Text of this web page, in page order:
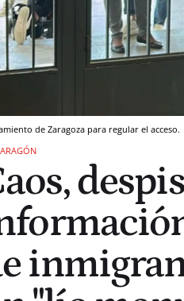
de Zaragoza para regular el acceso.
ARAGÓN